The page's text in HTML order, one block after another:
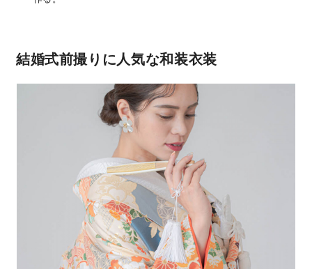
結婚式前撮りに人気な和装衣装